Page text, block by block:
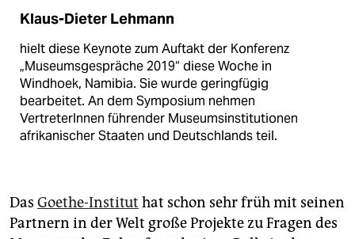
Klaus-Dieter Lehmann
hielt diese Keynote zum Auftakt der Konferenz
„Museumsgespräche 2019“ diese Woche in
Windhoek, Namibia. Sie wurde geringfügig
bearbeitet. An dem Symposium nehmen
VertreterInnen führender Museums­institutionen
afrikanischer Staaten und Deutschlands teil.
Das Goethe-Institut hat schon sehr früh mit seinen
Partnern in der Welt große Projekte zu Fragen des